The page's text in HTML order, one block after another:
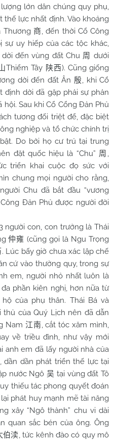
lớn dân chúng quy phụ,
thế lực nhất định. Vào khoảng
Thương 商, đến thời Cổ Công
sự uy hiếp của các tộc khác,
đến vùng đất Chu 周
dưới
Thiểm Tây 陕西). Cũng giống
dời đến đất Ân 殷, khi Cổ
định dời đã gặp phải sự phản
Sau khi Cổ Cổng Đản Phủ
tương đối triệt để, đặc biệt
nghiệp và tổ chức chính trị
Do bởi họ cư trú tại trung
đặt quốc hiệu là “Chu” 周 ,
triển khai cuộc đọ sức với
chung mọi người cho rằng,
Chu đã bắt đầu “vương
Đản Phủ được người đời
con, con trưởng là Thái
仲雍 (cũng gọi là Ngu Trọng
. Lúc bấy giờ chưa xác lập chế
cứ vào thường quy, trong sự
em, người nhỏ nhất luôn là
phần kiên nghị, hơn nữa từ
của phụ thân. Thái Bá và
của Quý Lịch nên đã dẫn
Nam 江南, cắt tóc xăm mình,
về triều đình, như vậy mới
anh em đã lấy người nhà của
dần dần phát triển thế lực tại
nước Ngô 吴 tại vùng đất Tô
thiếu tác phong quyết đoán
phát huy mạnh mẽ tài năng
xây “Ngô thành” chu vi dài
quan sắc bén của ông. Ông
伯渎, tức kênh đào có quy mô